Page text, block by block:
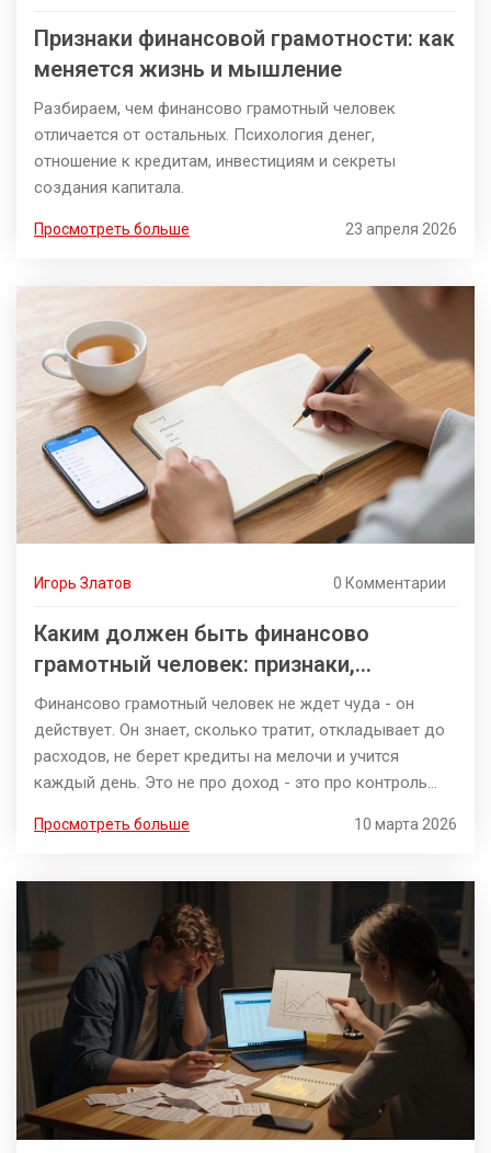
Признаки финансовой грамотности: как
меняется жизнь и мышление
Разбираем, чем финансово грамотный человек
отличается от остальных. Психология денег,
отношение к кредитам, инвестициям и секреты
создания капитала.
Просмотреть больше 23 апреля 2026
Игорь Златов 0 Комментарии
Каким должен быть финансово
грамотный человек: признаки,
привычки и поведение
Финансово грамотный человек не ждет чуда - он
действует. Он знает, сколько тратит, откладывает до
расходов, не берет кредиты на мелочи и учится
каждый день. Это не про доход - это про контроль
Просмотреть больше 10 марта 2026